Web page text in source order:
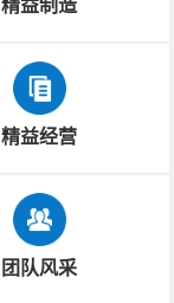
精益制造
精益经营
团队风采